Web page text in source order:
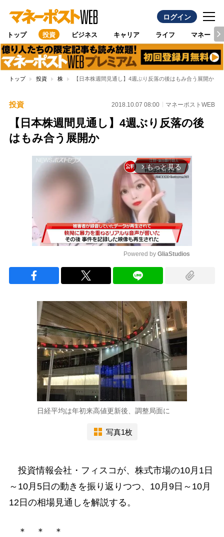
ログイン
トップ 投資 ビジネス キャリア ライフ マネー
トップ 投資 株 【日本株週間見通し】4週ぶり反落の後はもみ合う展開か
投資 2018.10.07 08:00 マネーポストWEB
【日本株週間見通し】4週ぶり反落の後
はもみ合う展開か
arrow_forward_ios もっと見る
Powered by GliaStudios
日経平均は年初来高値更新後、調整局面に
写真1枚
投資情報会社・フィスコが、株式市場の10月1日
～10月5日の動きを振り返りつつ、10月9日～10月
12日の相場見通しを解説する。
＊ ＊ ＊